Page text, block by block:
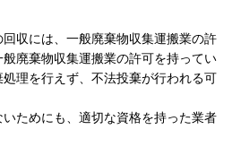
収には、一般廃棄物収集運搬業の許
廃棄物収集運搬業の許可を持ってい
理を行えず、不法投棄が行われる可
ためにも、適切な資格を持った業者